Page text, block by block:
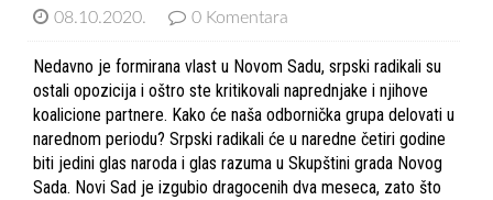
08.10.2020. 0 Komentara
Nedavno je formirana vlast u Novom Sadu, srpski radikali su
ostali opozicija i oštro ste kritikovali naprednjake i njihove
koalicione partnere. Kako će naša odbornička grupa delovati u
narednom periodu? Srpski radikali će u naredne četiri godine
biti jedini glas naroda i glas razuma u Skupštini grada Novog
Sada. Novi Sad je izgubio dragocenih dva meseca, zato što